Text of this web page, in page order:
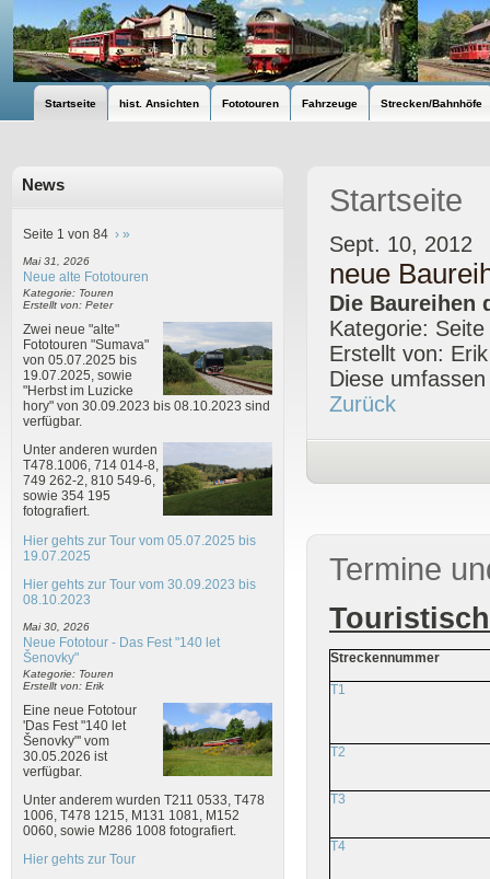
Startseite hist. Ansichten Fototouren Fahrzeuge Strecken/Bahnhöfe
News
Seite 1 von 84 › »
Mai 31, 2026
Neue alte Fototouren
Kategorie: Touren
Erstellt von: Peter
Zwei neue "alte"
Fototouren "Sumava"
von 05.07.2025 bis
19.07.2025, sowie
"Herbst im Luzicke
hory" von 30.09.2023 bis 08.10.2023 sind
verfügbar.
Unter anderen wurden
T478.1006, 714 014-8,
749 262-2, 810 549-6,
sowie 354 195
fotografiert.
Hier gehts zur Tour vom 05.07.2025 bis
19.07.2025
Hier gehts zur Tour vom 30.09.2023 bis
08.10.2023
Mai 30, 2026
Neue Fototour - Das Fest "140 let
Šenovky"
Kategorie: Touren
Erstellt von: Erik
Eine neue Fototour
'Das Fest "140 let
Šenovky"' vom
30.05.2026 ist
verfügbar.
Unter anderem wurden T211 0533, T478
1006, T478 1215, M131 1081, M152
0060, sowie M286 1008 fotografiert.
Hier gehts zur Tour
Startseite
Sept. 10, 2012
neue
Die Baureihen
Kategorie: Seite
Erstellt von:
Diese
Zurück
Termine
Streckennummer
T1
T2
T3
T4